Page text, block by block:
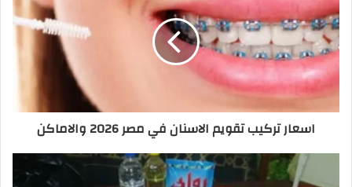
اسعار تركيب تقويم الاسنان في مصر 2026 والاماكن